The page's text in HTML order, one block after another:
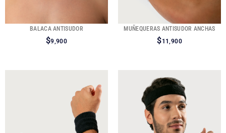
BALACA ANTISUDOR
$9,900
MUÑEQUERAS ANTISUDOR ANCHAS
$11,900